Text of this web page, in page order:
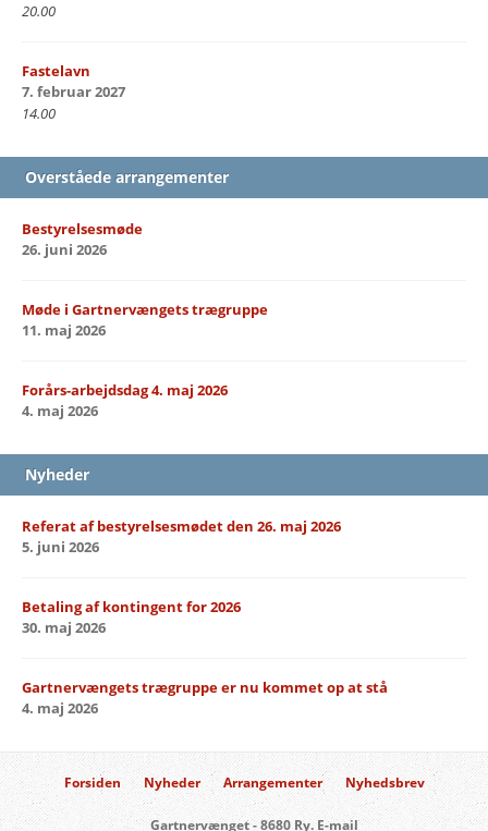
20.00
Fastelavn
7. februar 2027
14.00
Overståede arrangementer
Bestyrelsesmøde
26. juni 2026
Møde i Gartnervængets trægruppe
11. maj 2026
Forårs-arbejdsdag 4. maj 2026
4. maj 2026
Nyheder
Referat af bestyrelsesmødet den 26. maj 2026
5. juni 2026
Betaling af kontingent for 2026
30. maj 2026
Gartnervængets trægruppe er nu kommet op at stå
4. maj 2026
Forsiden Nyheder Arrangementer Nyhedsbrev
Gartnervænget - 8680 Ry. E-mail